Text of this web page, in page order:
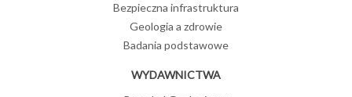
Bezpieczna infrastruktura
Geologia a zdrowie
Badania podstawowe
WYDAWNICTWA